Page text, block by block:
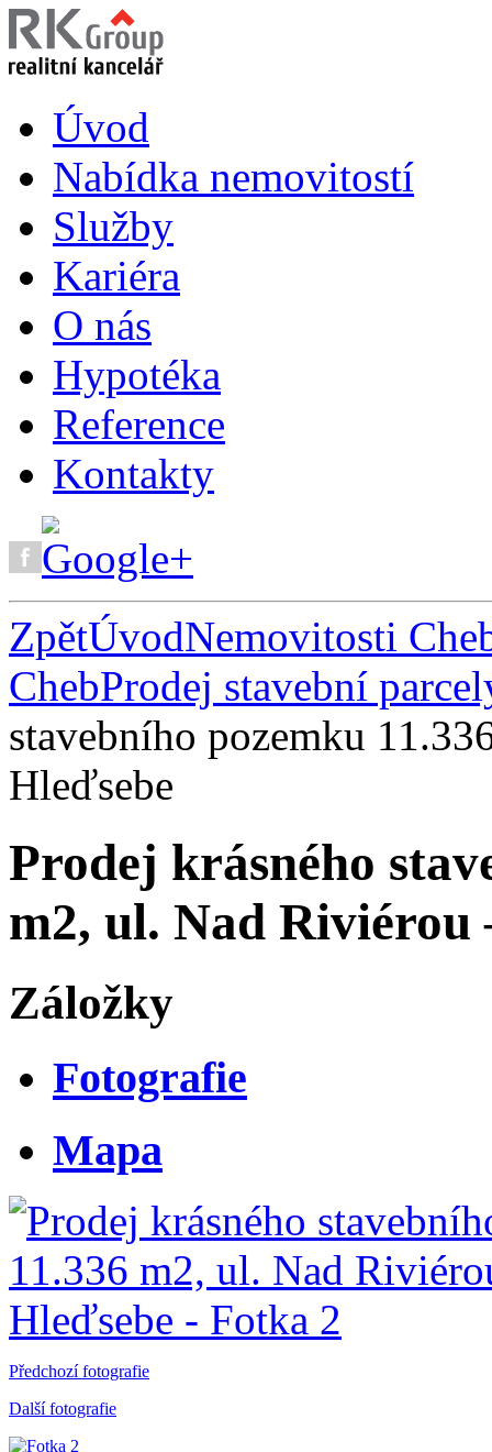
Úvod
Nabídka nemovitostí
Služby
Kariéra
O nás
Hypotéka
Reference
Kontakty
ZpětÚvodNemovitosti
ChebProdej stavební
stavebního pozemku
Hleďsebe
Prodej krásného
m2, ul. Nad Riviérou
Záložky
Fotografie
Mapa
Předchozí fotografie
Další fotografie